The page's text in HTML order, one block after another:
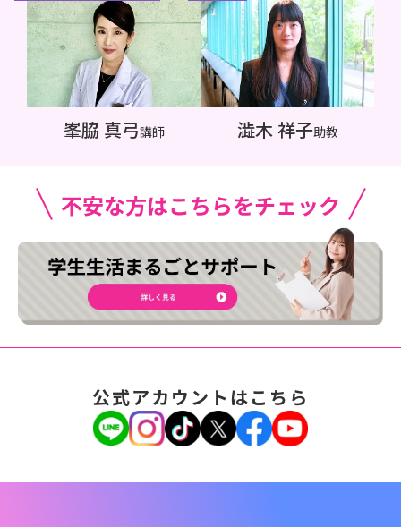
峯脇 真弓講師 澁木 祥子助教
公式アカウントはこちら